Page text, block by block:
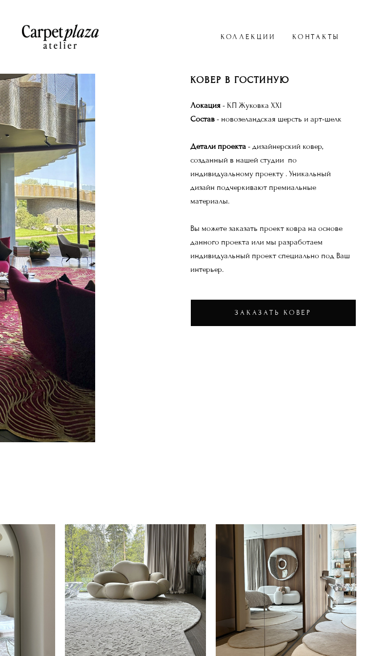
КОЛЛЕКЦИИ КОНТАКТЫ
КОВЕР В ГОСТИНУЮ
Локация - КП Жуковка XXI
Состав - новозеландская шерсть и арт-шелк
Детали проекта - дизайнерский ковер,
созданный в нашей студии по
индивидуальному проекту . Уникальный
дизайн подчеркивают премиальные
материалы.
Вы можете заказать проект ковра на основе
данного проекта или мы разработаем
индивидуальный проект специально под Ваш
интерьер.
ЗАКАЗАТЬ КОВЕР